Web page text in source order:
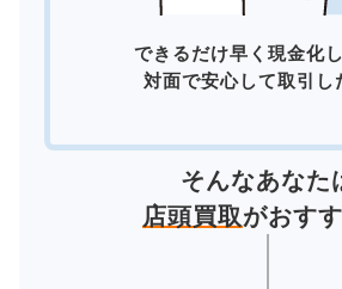
できるだけ早く現金化し
対面で安心して取引し
そんなあなた
店頭買取がおすす